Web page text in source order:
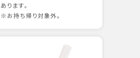
あります。
※お持ち帰り対象外。